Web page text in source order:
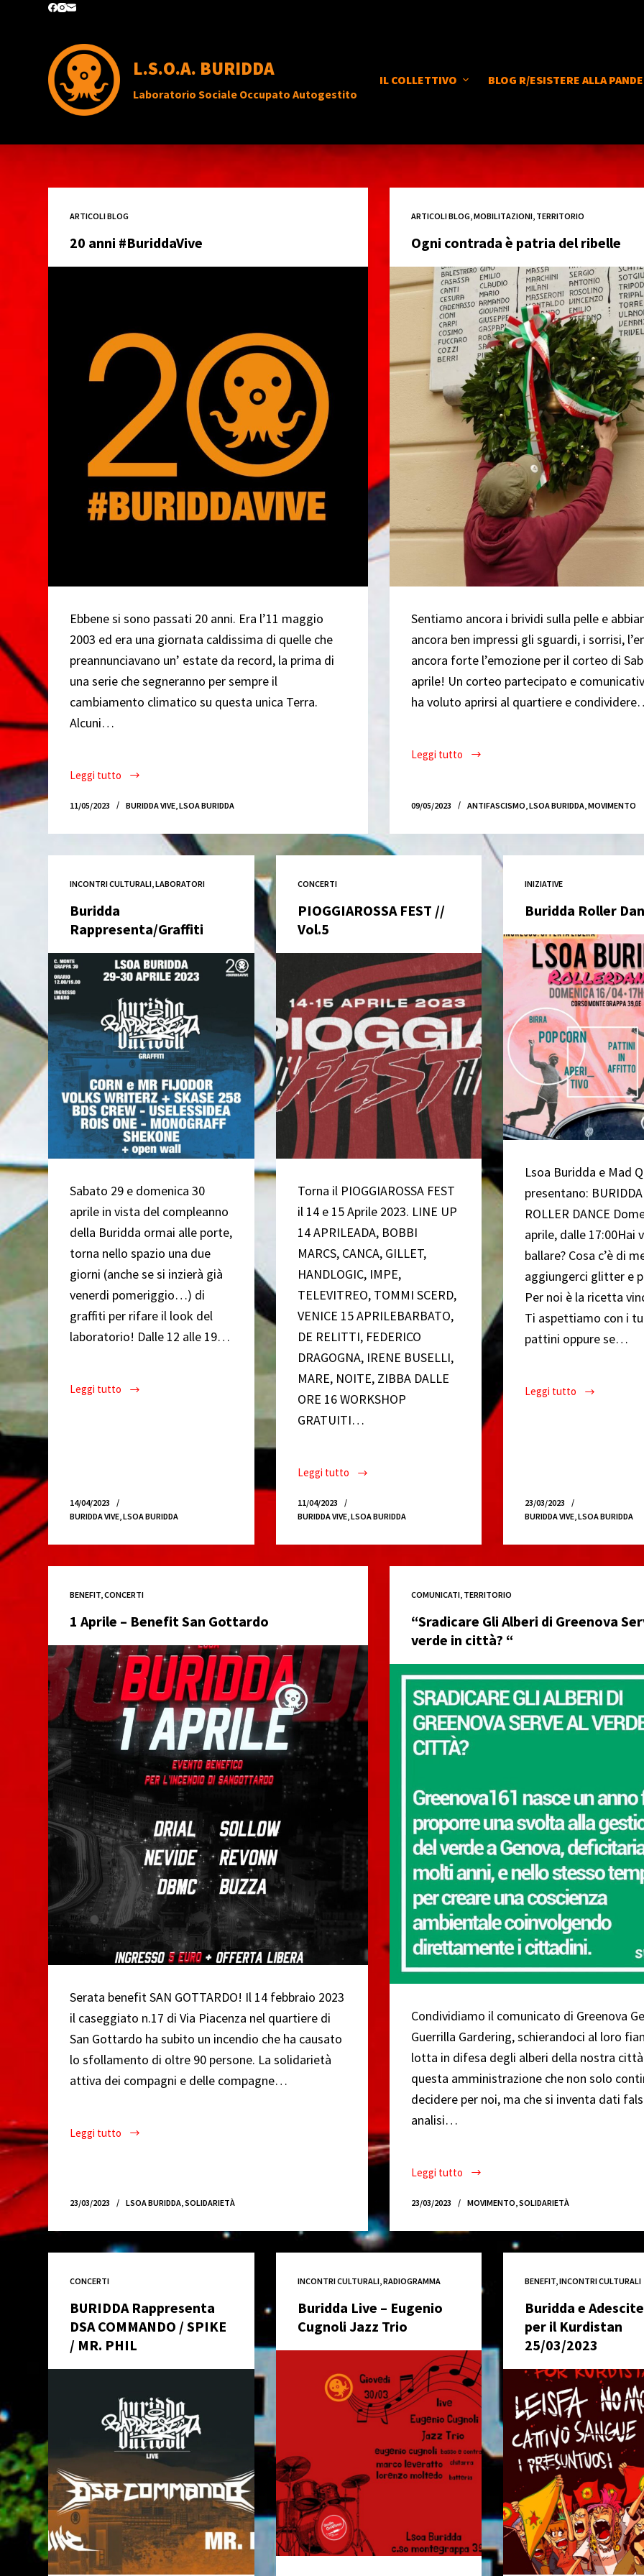
l
L.S.O.A. BURIDDA
Laboratorio Sociale Occupato Autogestito
IL COLLETTIVO BLOG R/ESISTERE ALLA
ARTICOLI BLOG
20 anni #BuriddaVive
Ebbene si sono passati 20 anni. Era l’11 maggio
2003 ed era una giornata caldissima di quelle che
preannunciavano un’ estate da record, la prima di
una serie che segneranno per sempre il
cambiamento climatico su questa unica Terra.
Alcuni…
Leggi tutto
20
anni
11/05/2023 BURIDDA VIVE ,LSOA BURIDDA
ARTICOLI BLOG,MOBILITAZIONI, TERRITORIO
Ogni contrada è patria del ribelle
Sentiamo ancora i brividi sulla pelle e
ancora ben impressi gli sguardi, i sorrisi,
ancora forte l’emozione per il corteo di
aprile! Un corteo partecipato e
ha voluto aprirsi al quartiere e
Leggi tutto
Ogni
patria
del
09/05/2023 ANTIFASCISMO LSOA BURIDDA, MOVIMENTO
INCONTRI CULTURALI ,LABORATORI
Buridda
Rappresenta/Graffiti
Sabato 29 e domenica 30
aprile in vista del compleanno
della Buridda ormai alle porte,
torna nello spazio una due
giorni (anche se si inzierà già
venerdi pomeriggio…) di
graffiti per rifare il look del
laboratorio! Dalle 12 alle 19…
Leggi tutto
Buridda
14/04/2023
BURIDDA VIVE,LSOA BURIDDA
CONCERTI
PIOGGIAROSSA FEST //
Vol.5
Torna il PIOGGIAROSSA FEST
il 14 e 15 Aprile 2023. LINE UP
14 APRILEADA, BOBBI
MARCS, CANCA, GILLET,
HANDLOGIC, IMPE,
TELEVITREO, TOMMI SCERD,
VENICE 15 APRILEBARBATO,
DE RELITTI, FEDERICO
DRAGOGNA, IRENE BUSELLI,
MARE, NOITE, ZIBBA DALLE
ORE 16 WORKSHOP
GRATUITI…
Leggi tutto
PIOGGIAROSSA
FEST
//
11/04/2023
BURIDDA VIVE,LSOA BURIDDA
INIZIATIVE
Buridda Roller
Lsoa Buridda e Mad
presentano: BURIDDA
ROLLER DANCE
aprile, dalle 17:00Hai
ballare? Cosa c’è di
aggiungerci glitter e
Per noi è la ricetta
Ti aspettiamo con i
pattini oppure se…
Leggi tutto
Buridda
23/03/2023
BURIDDA VIVE,LSOA BURIDDA
BENEFIT,CONCERTI
1 Aprile – Benefit San Gottardo
Serata benefit SAN GOTTARDO! Il 14 febbraio 2023
il caseggiato n.17 di Via Piacenza nel quartiere di
San Gottardo ha subito un incendio che ha causato
lo sfollamento di oltre 90 persone. La solidarietà
attiva dei compagni e delle compagne…
Leggi tutto
1
San
23/03/2023 LSOA BURIDDA ,SOLIDARIETÀ
COMUNICATI, TERRITORIO
“Sradicare Gli Alberi di Greenova
verde in città? “
Condividiamo il comunicato di Greenova
Guerrilla Gardering, schierandoci al loro
lotta in difesa degli alberi della nostra
questa amministrazione che non solo
decidere per noi, ma che si inventa dati
analisi…
Leggi tutto
“Sradicare
Gli
di
“
23/03/2023 MOVIMENTO SOLIDARIETÀ
CONCERTI
BURIDDA Rappresenta
DSA COMMANDO / SPIKE
/ MR. PHIL
INCONTRI CULTURALI, RADIOGRAMMA
Buridda Live – Eugenio
Cugnoli Jazz Trio
BENEFIT ,INCONTRI CULTURALI
Buridda e
per il Kurdistan
25/03/2023